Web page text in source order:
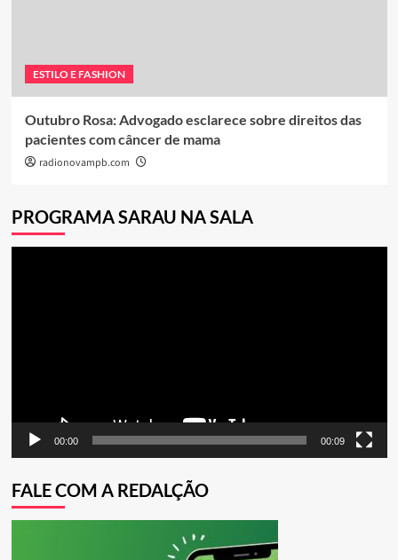
ESTILO E FASHION
Outubro Rosa: Advogado esclarece sobre direitos das
pacientes com câncer de mama
radionovampb.com
PROGRAMA SARAU NA SALA
00:00 00:09
FALE COM A REDALÇÃO